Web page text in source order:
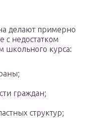
делают примерно
с недостатком
школьного курса:
граждан;
структур;